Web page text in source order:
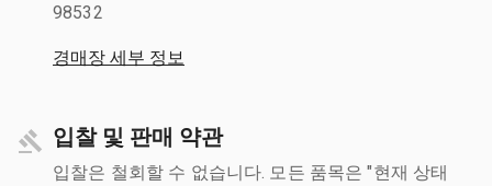
98532
경매장 세부 정보
입찰 및 판매 약관
입찰은 철회할 수 없습니다. 모든 품목은 "현재 상태